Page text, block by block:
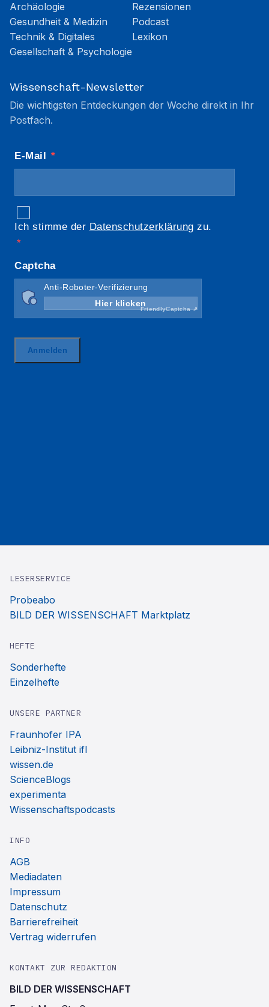
Archäologie
Gesundheit & Medizin
Technik & Digitales
Gesellschaft & Psychologie
Rezensionen
Podcast
Lexikon
Wissenschaft-Newsletter
Die wichtigsten Entdeckungen der Woche direkt in Ihr
Postfach.
LESERSERVICE
Probeabo
BILD DER WISSENSCHAFT Marktplatz
HEFTE
Sonderhefte
Einzelhefte
UNSERE PARTNER
Fraunhofer IPA
Leibniz-Institut ifl
wissen.de
ScienceBlogs
experimenta
Wissenschaftspodcasts
INFO
AGB
Mediadaten
Impressum
Datenschutz
Barrierefreiheit
Vertrag widerrufen
KONTAKT ZUR REDAKTION
BILD DER WISSENSCHAFT